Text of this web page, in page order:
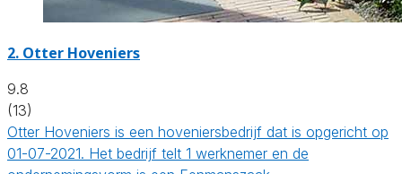
2. Otter Hoveniers
9.8
(13)
Otter Hoveniers is een hoveniersbedrijf dat is opgericht op
01-07-2021. Het bedrijf telt 1 werknemer en de